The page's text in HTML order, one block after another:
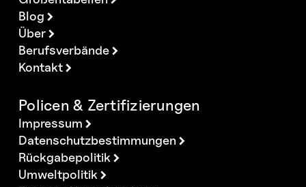
Blog
Über
Berufsverbände
Kontakt
Policen & Zertifizierungen
Impressum
Datenschutzbestimmungen
Rückgabepolitik
Umweltpolitik